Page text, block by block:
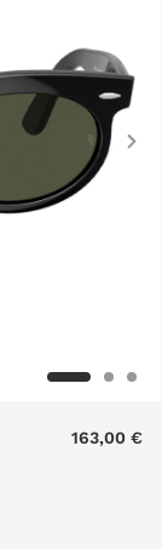
163,00 €